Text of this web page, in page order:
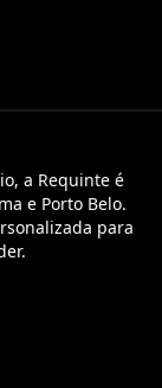
a Requinte é
e Porto Belo.
para